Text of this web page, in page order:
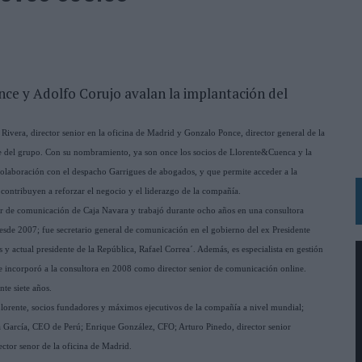
COMERCIAL GLOBAL
EL PATRIMONIO HISTÓRICO EN ACTIVOS CULTURALES Y ECONÓMICOS
GESTIÓN DE SUS RELACIONES CON LOS MEDIOS
EN SU ÚLTIMA CAMPAÑA INTERNACIONAL
MARCA A LARGO PLAZO Y LA MEDICIÓN SON DOS CARAS DE LA MISMA
& RESORTS
DE INUSUALY PARA CERVEZA CAPAZ
ORANGE
EN SU NUEVA CAMPAÑA GLOBAL DE MARCA
y Adolfo Corujo avalan la implantación del
director senior en la oficina de Madrid y Gonzalo Ponce, director general de la
grupo. Con su nombramiento, ya son once los socios de Llorente&Cuenca y la
con el despacho Garrigues de abogados, y que permite acceder a la
a reforzar el negocio y el liderazgo de la compañía.
comunicación de Caja Navara y trabajó durante ocho años en una consultora
2007; fue secretario general de comunicación en el gobierno del ex Presidente
presidente de la República, Rafael Correa´. Además, es especialista en gestión
a la consultora en 2008 como director senior de comunicación online.
siete años.
socios fundadores y máximos ejecutivos de la compañía a nivel mundial;
CEO de Perú; Enrique González, CFO; Arturo Pinedo, director senior
senor de la oficina de Madrid.